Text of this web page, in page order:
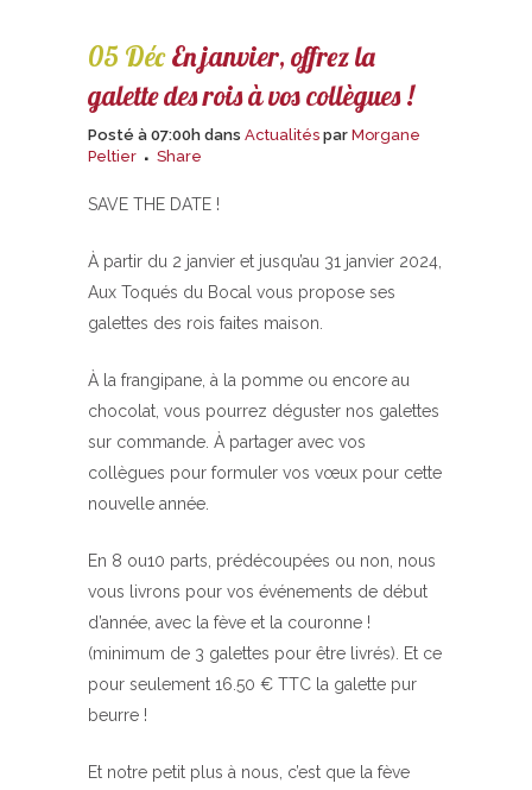
05 DécEn janvier, offrez la
galette des rois à vos collègues !
Posté à 07:00h dans Actualités par Morgane
Peltier
Share
SAVE THE DATE !
À partir du 2 janvier et jusqu’au 31 janvier 2024,
Aux Toqués du Bocal vous propose ses
galettes des rois faites maison.
À la frangipane, à la pomme ou encore au
chocolat, vous pourrez déguster nos galettes
sur commande. À partager avec vos
collègues pour formuler vos vœux pour cette
nouvelle année.
En 8 ou10 parts, prédécoupées ou non, nous
vous livrons pour vos événements de début
d’année, avec la fève et la couronne !
(minimum de 3 galettes pour être livrés). Et ce
pour seulement 16.50 € TTC la galette pur
beurre !
Et notre petit plus à nous, c’est que la fève